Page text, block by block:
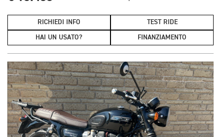
RICHIEDI INFO TEST RIDE
HAI UN USATO? FINANZIAMENTO